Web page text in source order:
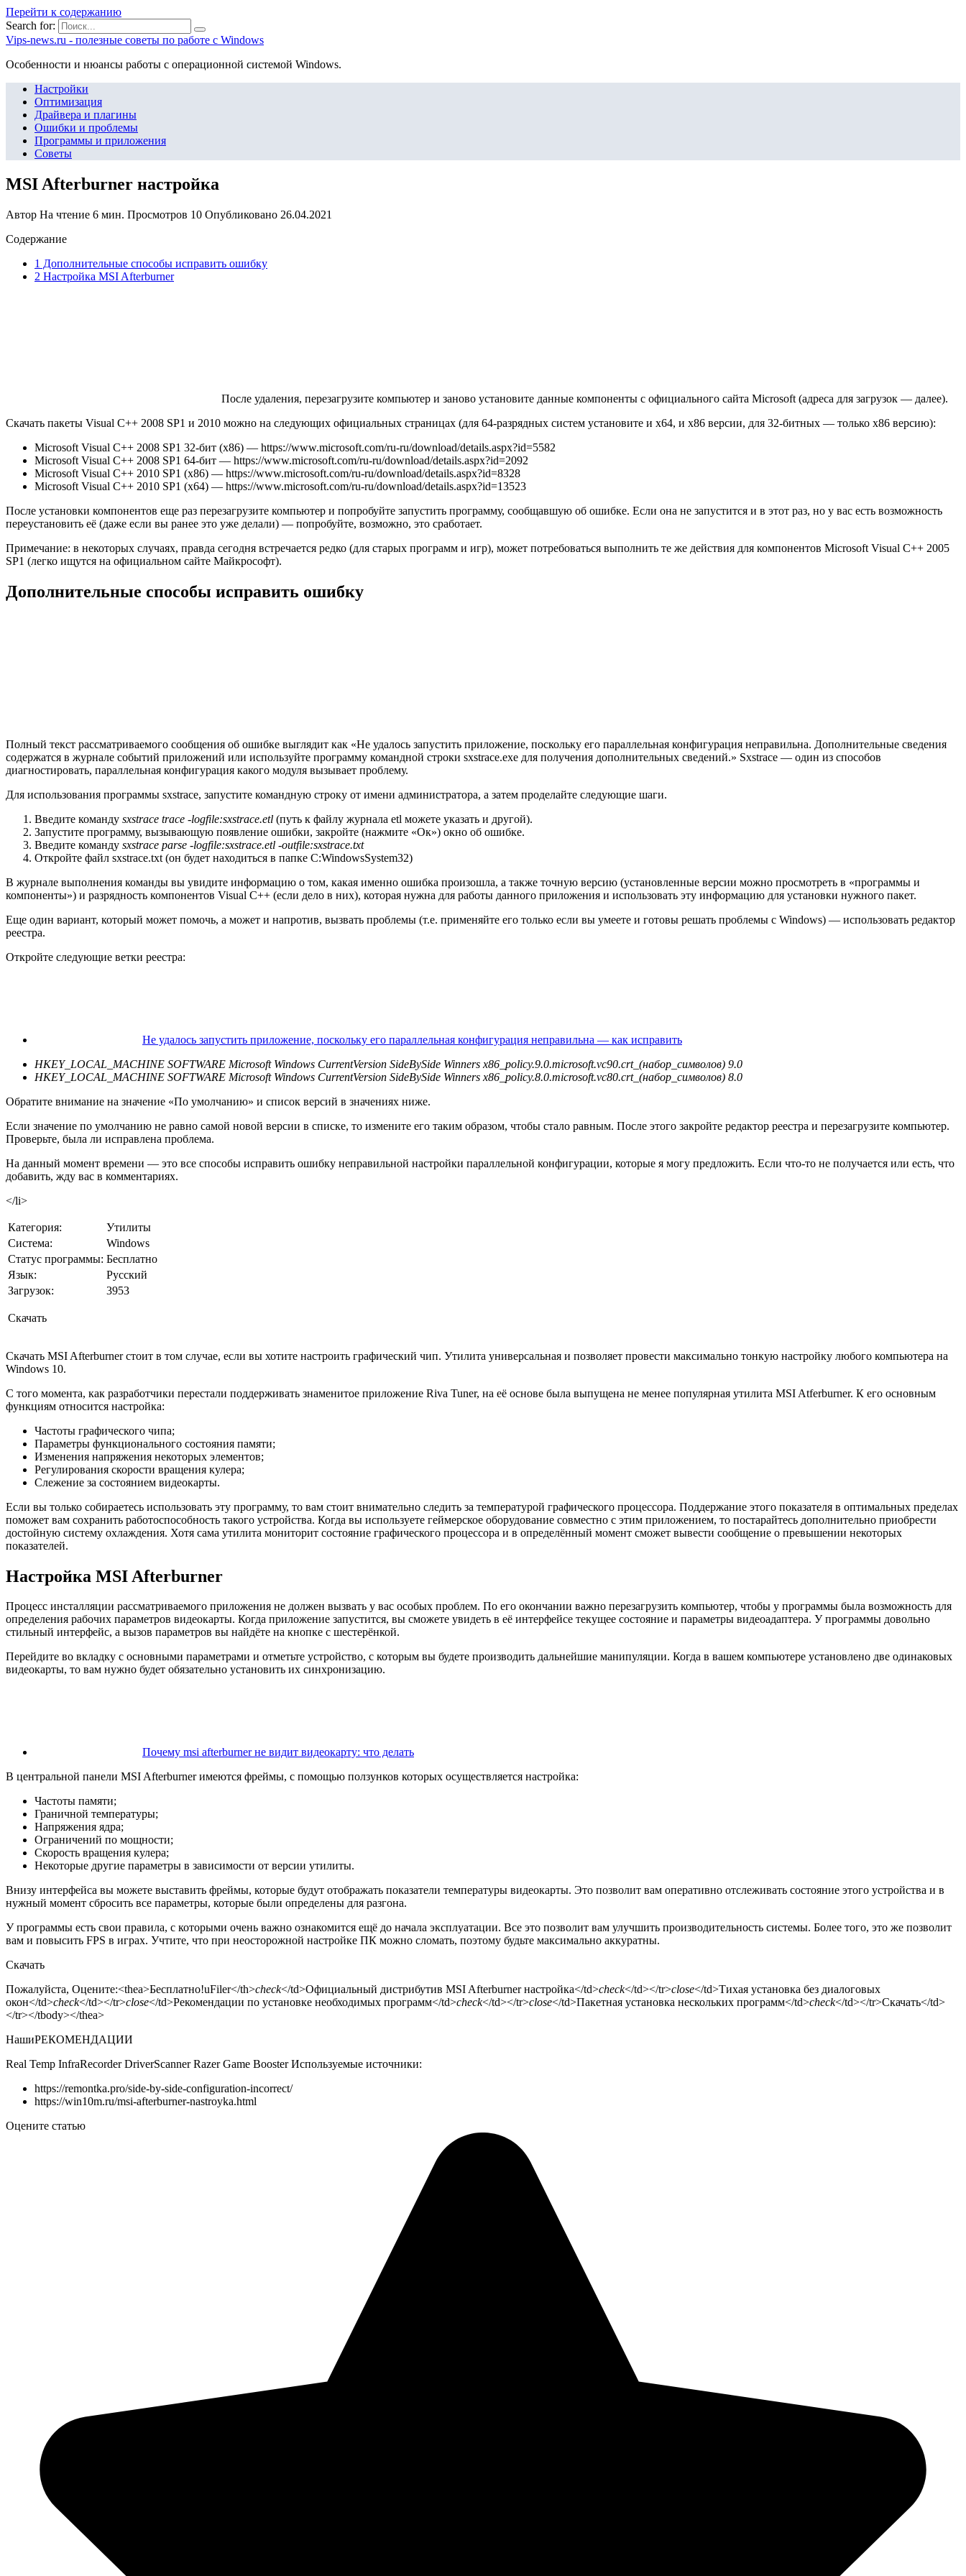
Перейти к содержанию
Search for:
Vips-news.ru - полезные советы по работе с Windows
Особенности и нюансы работы с операционной системой Windows.
Настройки
Оптимизация
Драйвера и плагины
Ошибки и проблемы
Программы и приложения
Советы
MSI Afterburner настройка
Автор На чтение 6 мин. Просмотров 10 Опубликовано 26.04.2021
Содержание
1 Дополнительные способы исправить ошибку
2 Настройка MSI Afterburner
После удаления, перезагрузите компьютер и заново установите данные компоненты с официального сайта Microsoft (адреса для загрузок — далее).
Скачать пакеты Visual C++ 2008 SP1 и 2010 можно на следующих официальных страницах (для 64-разрядных систем установите и x64, и x86 версии, для 32-битных — только x86 версию):
Microsoft Visual C++ 2008 SP1 32-бит (x86) — https://www.microsoft.com/ru-ru/download/details.aspx?id=5582
Microsoft Visual C++ 2008 SP1 64-бит — https://www.microsoft.com/ru-ru/download/details.aspx?id=2092
Microsoft Visual C++ 2010 SP1 (x86) — https://www.microsoft.com/ru-ru/download/details.aspx?id=8328
Microsoft Visual C++ 2010 SP1 (x64) — https://www.microsoft.com/ru-ru/download/details.aspx?id=13523
После установки компонентов еще раз перезагрузите компьютер и попробуйте запустить программу, сообщавшую об ошибке. Если она не запустится и в этот раз, но у вас есть возможность
переустановить её (даже если вы ранее это уже делали) — попробуйте, возможно, это сработает.
Примечание: в некоторых случаях, правда сегодня встречается редко (для старых программ и игр), может потребоваться выполнить те же действия для компонентов Microsoft Visual C++ 2005
SP1 (легко ищутся на официальном сайте Майкрософт).
Дополнительные способы исправить ошибку
Полный текст рассматриваемого сообщения об ошибке выглядит как «Не удалось запустить приложение, поскольку его параллельная конфигурация неправильна. Дополнительные сведения
содержатся в журнале событий приложений или используйте программу командной строки sxstrace.exe для получения дополнительных сведений.» Sxstrace — один из способов
диагностировать, параллельная конфигурация какого модуля вызывает проблему.
Для использования программы sxstrace, запустите командную строку от имени администратора, а затем проделайте следующие шаги.
Введите команду sxstrace trace -logfile:sxstrace.etl (путь к файлу журнала etl можете указать и другой).
Запустите программу, вызывающую появление ошибки, закройте (нажмите «Ок») окно об ошибке.
Введите команду sxstrace parse -logfile:sxstrace.etl -outfile:sxstrace.txt
Откройте файл sxstrace.txt (он будет находиться в папке C:WindowsSystem32)
В журнале выполнения команды вы увидите информацию о том, какая именно ошибка произошла, а также точную версию (установленные версии можно просмотреть в «программы и
компоненты») и разрядность компонентов Visual C++ (если дело в них), которая нужна для работы данного приложения и использовать эту информацию для установки нужного пакет.
Еще один вариант, который может помочь, а может и напротив, вызвать проблемы (т.е. применяйте его только если вы умеете и готовы решать проблемы с Windows) — использовать редактор
реестра.
Откройте следующие ветки реестра:
Не удалось запустить приложение, поскольку его параллельная конфигурация неправильна — как исправить
HKEY_LOCAL_MACHINE SOFTWARE Microsoft Windows CurrentVersion SideBySide Winners x86_policy.9.0.microsoft.vc90.crt_(набор_символов) 9.0
HKEY_LOCAL_MACHINE SOFTWARE Microsoft Windows CurrentVersion SideBySide Winners x86_policy.8.0.microsoft.vc80.crt_(набор_символов) 8.0
Обратите внимание на значение «По умолчанию» и список версий в значениях ниже.
Если значение по умолчанию не равно самой новой версии в списке, то измените его таким образом, чтобы стало равным. После этого закройте редактор реестра и перезагрузите компьютер.
Проверьте, была ли исправлена проблема.
На данный момент времени — это все способы исправить ошибку неправильной настройки параллельной конфигурации, которые я могу предложить. Если что-то не получается или есть, что
добавить, жду вас в комментариях.
</li>
Категория:
Утилиты
Cистема:
Windows
Статус программы: Бесплатно
Язык:
Русский
Загрузок:
3953
Скачать
Скачать MSI Afterburner стоит в том случае, если вы хотите настроить графический чип. Утилита универсальная и позволяет провести максимально тонкую настройку любого компьютера на
Windows 10.
С того момента, как разработчики перестали поддерживать знаменитое приложение Riva Tuner, на её основе была выпущена не менее популярная утилита MSI Atferburner. К его основным
функциям относится настройка:
Частоты графического чипа;
Параметры функционального состояния памяти;
Изменения напряжения некоторых элементов;
Регулирования скорости вращения кулера;
Слежение за состоянием видеокарты.
Если вы только собираетесь использовать эту программу, то вам стоит внимательно следить за температурой графического процессора. Поддержание этого показателя в оптимальных пределах
поможет вам сохранить работоспособность такого устройства. Когда вы используете геймерское оборудование совместно с этим приложением, то постарайтесь дополнительно приобрести
достойную систему охлаждения. Хотя сама утилита мониторит состояние графического процессора и в определённый момент сможет вывести сообщение о превышении некоторых
показателей.
Настройка MSI Afterburner
Процесс инсталляции рассматриваемого приложения не должен вызвать у вас особых проблем. По его окончании важно перезагрузить компьютер, чтобы у программы была возможность для
определения рабочих параметров видеокарты. Когда приложение запустится, вы сможете увидеть в её интерфейсе текущее состояние и параметры видеоадаптера. У программы довольно
стильный интерфейс, а вызов параметров вы найдёте на кнопке с шестерёнкой.
Перейдите во вкладку с основными параметрами и отметьте устройство, с которым вы будете производить дальнейшие манипуляции. Когда в вашем компьютере установлено две одинаковых
видеокарты, то вам нужно будет обязательно установить их синхронизацию.
Почему msi afterburner не видит видеокарту: что делать
В центральной панели MSI Afterburner имеются фреймы, с помощью ползунков которых осуществляется настройка:
Частоты памяти;
Граничной температуры;
Напряжения ядра;
Ограничений по мощности;
Скорость вращения кулера;
Некоторые другие параметры в зависимости от версии утилиты.
Внизу интерфейса вы можете выставить фреймы, которые будут отображать показатели температуры видеокарты. Это позволит вам оперативно отслеживать состояние этого устройства и в
нужный момент сбросить все параметры, которые были определены для разгона.
У программы есть свои правила, с которыми очень важно ознакомится ещё до начала эксплуатации. Все это позволит вам улучшить производительность системы. Более того, это же позволит
вам и повысить FPS в играх. Учтите, что при неосторожной настройке ПК можно сломать, поэтому будьте максимально аккуратны.
Скачать
Пожалуйста, Оцените:<thea>Бесплатно!uFiler</th>check</td>Официальный дистрибутив MSI Afterburner настройка</td>check</td></tr>close</td>Тихая установка без диалоговых
окон</td>check</td></tr>close</td>Рекомендации по установке необходимых программ</td>check</td></tr>close</td>Пакетная установка нескольких программ</td>check</td></tr>Скачать</td>
</tr></tbody></thea>
НашиРЕКОМЕНДАЦИИ
Real Temp InfraRecorder DriverScanner Razer Game BoosterИспользуемые источники:
https://remontka.pro/side-by-side-configuration-incorrect/
https://win10m.ru/msi-afterburner-nastroyka.html
Оцените статью